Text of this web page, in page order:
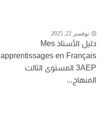
نوفمبر 22, 2025
دليل الأستاذ Mes
apprentissages en Français
3AEP المستوى الثالث
المنهاج...